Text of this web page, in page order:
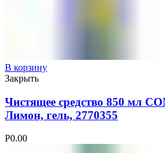
В корзину
Закрыть
Чистящее средство 850 мл
Лимон, гель, 2770355
Р0.00